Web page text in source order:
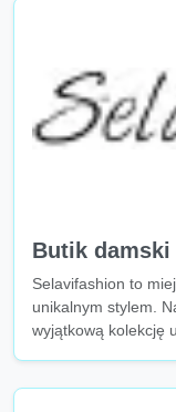
Butik
Selavifashion to
unikalnym stylem.
wyjątkową kolekcję